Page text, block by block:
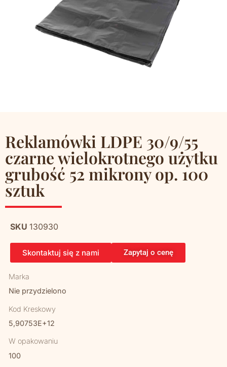
Reklamówki LDPE 30/9/55
czarne wielokrotnego użytku
grubość 52 mikrony op. 100
sztuk
SKU 130930
Skontaktuj się z nami Zapytaj o cenę
Marka
Nie przydzielono
Kod Kreskowy
5,90753E+12
W opakowaniu
100